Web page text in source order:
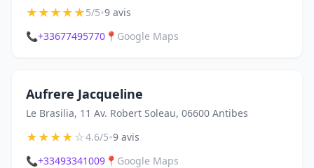
★★★★★5/5•9 avis
📞+33677495770 📍 Google Maps
Aufrere Jacqueline
Le Brasilia, 11 Av. Robert Soleau, 06600 Antibes
★★★★☆4.6/5•9 avis
📞+33493341009 📍 Google Maps